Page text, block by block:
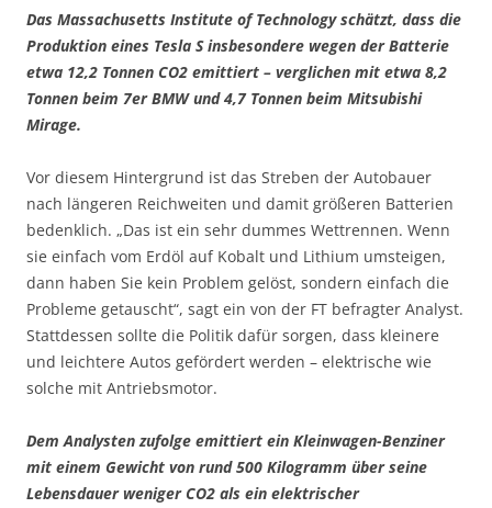
Das Massachusetts Institute of Technology schätzt, dass die
Produktion eines Tesla S insbesondere wegen der Batterie
etwa 12,2 Tonnen CO2 emittiert – verglichen mit etwa 8,2
Tonnen beim 7er BMW und 4,7 Tonnen beim Mitsubishi
Mirage.
Vor diesem Hintergrund ist das Streben der Autobauer
nach längeren Reichweiten und damit größeren Batterien
bedenklich. „Das ist ein sehr dummes Wettrennen. Wenn
sie einfach vom Erdöl auf Kobalt und Lithium umsteigen,
dann haben Sie kein Problem gelöst, sondern einfach die
Probleme getauscht“, sagt ein von der FT befragter Analyst.
Stattdessen sollte die Politik dafür sorgen, dass kleinere
und leichtere Autos gefördert werden – elektrische wie
solche mit Antriebsmotor.
Dem Analysten zufolge emittiert ein Kleinwagen-Benziner
mit einem Gewicht von rund 500 Kilogramm über seine
Lebensdauer weniger CO2 als ein elektrischer